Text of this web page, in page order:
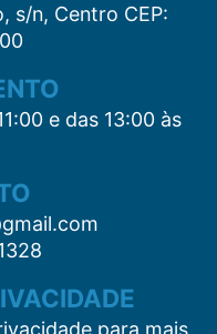
s/n, Centro CEP:
e das 13:00 às
para mais